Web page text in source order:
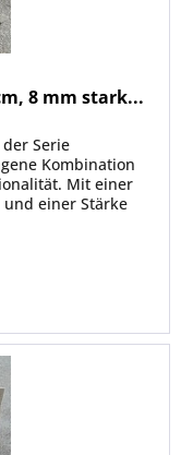
8 mm stark...
Serie
Kombination
Mit einer
und einer Stärke